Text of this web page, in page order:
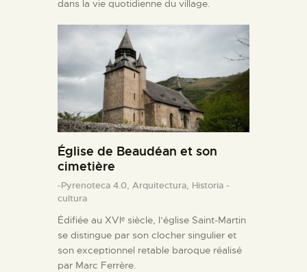
dans la vie quotidienne du village.
Église de Beaudéan et son
cimetière
-Pyrenoteca 4.0, Arquitectura, Historia -
cultura
Édifiée au XVIᵉ siècle, l’église Saint-Martin
se distingue par son clocher singulier et
son exceptionnel retable baroque réalisé
par Marc Ferrère.